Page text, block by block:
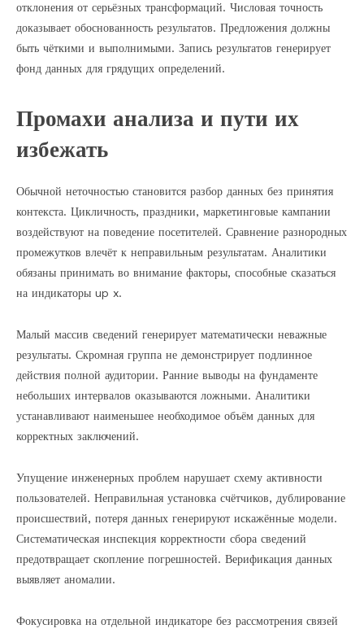
отклонения от серьёзных трансформаций. Числовая точность
доказывает обоснованность результатов. Предложения должны
быть чёткими и выполнимыми. Запись результатов генерирует
фонд данных для грядущих определений.
Промахи анализа и пути их
избежать
Обычной неточностью становится разбор данных без принятия
контекста. Цикличность, праздники, маркетинговые кампании
воздействуют на поведение посетителей. Сравнение разнородных
промежутков влечёт к неправильным результатам. Аналитики
обязаны принимать во внимание факторы, способные сказаться
на индикаторы up x.
Малый массив сведений генерирует математически неважные
результаты. Скромная группа не демонстрирует подлинное
действия полной аудитории. Ранние выводы на фундаменте
небольших интервалов оказываются ложными. Аналитики
устанавливают наименьшее необходимое объём данных для
корректных заключений.
Упущение инженерных проблем нарушает схему активности
пользователей. Неправильная установка счётчиков, дублирование
происшествий, потеря данных генерируют искажённые модели.
Систематическая инспекция корректности сбора сведений
предотвращает скопление погрешностей. Верификация данных
выявляет аномалии.
Фокусировка на отдельной индикаторе без рассмотрения связей